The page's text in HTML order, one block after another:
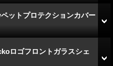
ットプロテクションカバー
ロゴフロントガラスシェ